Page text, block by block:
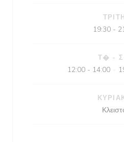
ΤΡΊΤΗ
19:30 -
Τ� -
12:00 - 14:00